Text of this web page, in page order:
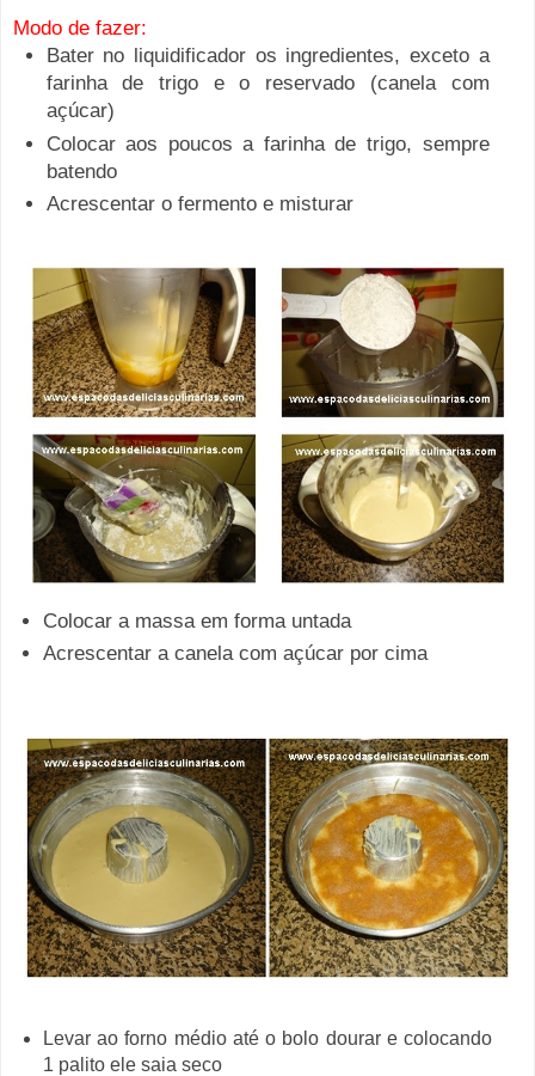
Modo de fazer:
Bater no liquidificador os ingredientes, exceto a
farinha de trigo e o reservado (canela com
açúcar)
Colocar aos poucos a farinha de trigo, sempre
batendo
Acrescentar o fermento e misturar
Colocar a massa em forma untada
Acrescentar a canela com açúcar por cima
Levar ao forno médio até o bolo dourar e colocando
1 palito ele saia seco